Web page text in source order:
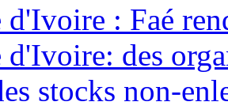
d'Ivoire : Faé
d'Ivoire: des
stocks non-